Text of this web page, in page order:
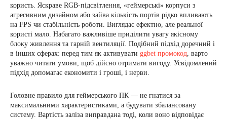
користь. Яскраве RGB-підсвітлення, «геймерські» корпуси з
агресивним дизайном або зайва кількість портів рідко впливають
на FPS чи стабільність роботи. Виглядає ефектно, але реальної
користі мало. Набагато важливіше приділити увагу якісному
блоку живлення та гарній вентиляції. Подібний підхід доречний і
в інших сферах: перед тим як активувати ggbet промокод, варто
уважно читати умови, щоб дійсно отримати вигоду. Усвідомлений
підхід допомагає економити і гроші, і нерви.
Головне правило для геймерського ПК — не гнатися за
максимальними характеристиками, а будувати збалансовану
систему. Вартість заліза виправдана тоді, коли воно відповідає